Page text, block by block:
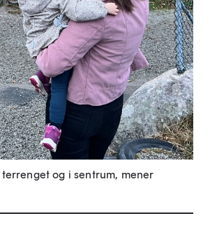
og i sentrum, mener